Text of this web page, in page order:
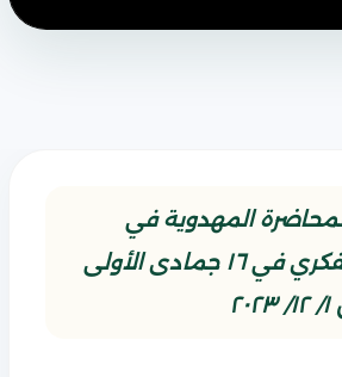
المهدوية في
ملتقى براثا الفكري في ١٦ جمادى الأولى